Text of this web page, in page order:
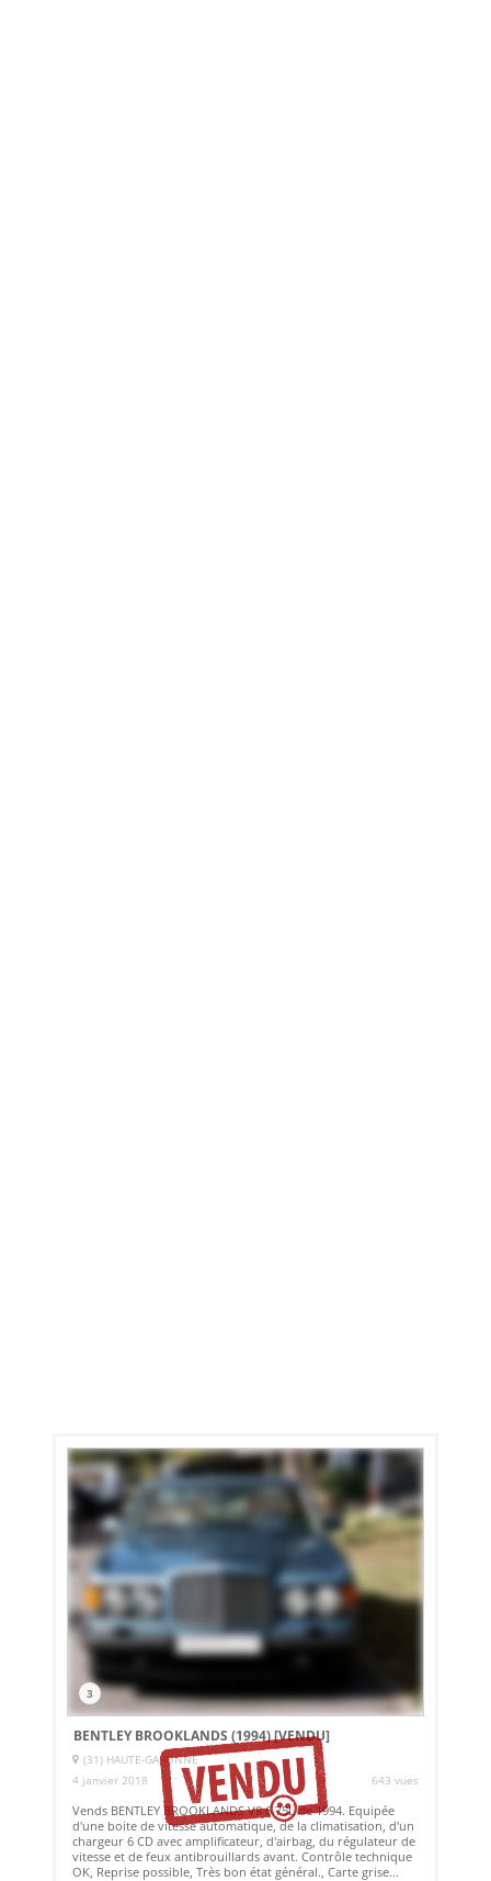
3
BENTLEY BROOKLANDS (1994)[VENDU]
(31) HAUTE-GARONNE
4 janvier 2018
643 vues
Vends BENTLEY BROOKLANDS V8 6.75L de 1994. Equipée
d'une boite de vitesse automatique, de la climatisation, d'un
chargeur 6 CD avec amplificateur, d'airbag, du régulateur de
vitesse et de feux antibrouillards avant. Contrôle technique
OK, Reprise possible, Très bon état général., Carte grise...